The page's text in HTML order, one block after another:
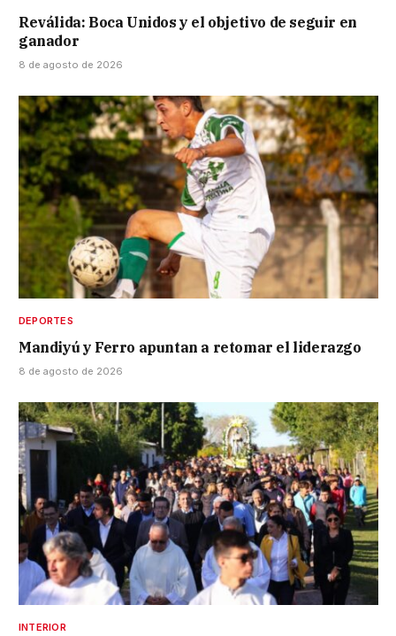
Reválida: Boca Unidos y el objetivo de seguir en
ganador
8 de agosto de 2026
DEPORTES
Mandiyú y Ferro apuntan a retomar el liderazgo
8 de agosto de 2026
INTERIOR